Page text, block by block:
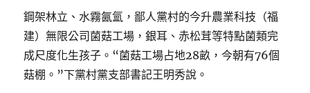
鋼架林立、水霧氤氳，鄙人黨村的今升農業科技（福
建）無限公司菌菇工場，銀耳、赤松茸等特點菌類完
成尺度化生孩子。“菌菇工場占地28畝，今朝有76個
菇棚。”下黨村黨支部書記王明秀說。